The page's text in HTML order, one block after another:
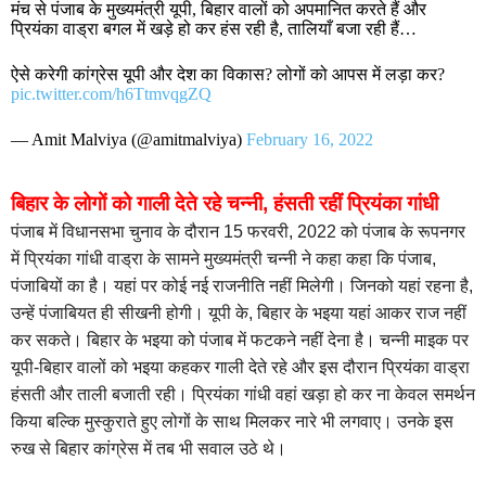
मंच से पंजाब के मुख्यमंत्री यूपी, बिहार वालों को अपमानित करते हैं और
प्रियंका वाड्रा बगल में खड़े हो कर हंस रही है, तालियाँ बजा रही हैं…
ऐसे करेगी कांग्रेस यूपी और देश का विकास? लोगों को आपस में लड़ा कर?
pic.twitter.com/h6TtmvqgZQ
— Amit Malviya (@amitmalviya) February 16, 2022
बिहार के लोगों को गाली देते रहे चन्नी, हंसती रहीं प्रियंका गांधी
पंजाब में विधानसभा चुनाव के दौरान 15 फरवरी, 2022 को पंजाब के रूपनगर
में प्रियंका गांधी वाड्रा के सामने मुख्यमंत्री चन्नी ने कहा कहा कि पंजाब,
पंजाबियों का है। यहां पर कोई नई राजनीति नहीं मिलेगी। जिनको यहां रहना है,
उन्हें पंजाबियत ही सीखनी होगी। यूपी के, बिहार के भइया यहां आकर राज नहीं
कर सकते। बिहार के भइया को पंजाब में फटकने नहीं देना है। चन्नी माइक पर
यूपी-बिहार वालों को भइया कहकर गाली देते रहे और इस दौरान प्रियंका वाड्रा
हंसती और ताली बजाती रही। प्रियंका गांधी वहां खड़ा हो कर ना केवल समर्थन
किया बल्कि मुस्कुराते हुए लोगों के साथ मिलकर नारे भी लगवाए। उनके इस
रुख से बिहार कांग्रेस में तब भी सवाल उठे थे।